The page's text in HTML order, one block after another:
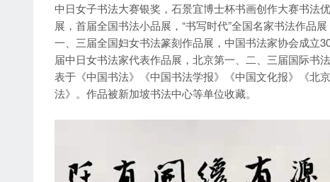
中日女子书法大赛银奖，石景宜博士杯书画创作大赛书法
展，首届全国书法小品展，“书写时代”全国名家书法作品
一、三届全国妇女书法篆刻作品展，中国书法家协会成立
届中日女书法家代表作品展，北京第一、二、三届国际
表于《中国书法》《中国书法学报》《中国文化报》《北
法》。作品被新加坡书法中心等单位收藏。